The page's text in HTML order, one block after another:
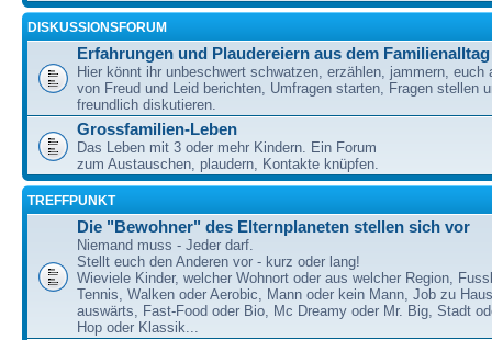
DISKUSSIONSFORUM
Erfahrungen und Plaudereiern aus dem Familienalltag
Hier könnt ihr unbeschwert schwatzen, erzählen, jammern, euch
von Freud und Leid berichten, Umfragen starten, Fragen stellen
freundlich diskutieren.
Grossfamilien-Leben
Das Leben mit 3 oder mehr Kindern. Ein Forum
zum Austauschen, plaudern, Kontakte knüpfen.
TREFFPUNKT
Die "Bewohner" des Elternplaneten stellen sich vor
Niemand muss - Jeder darf.
Stellt euch den Anderen vor - kurz oder lang!
Wieviele Kinder, welcher Wohnort oder aus welcher Region,
Tennis, Walken oder Aerobic, Mann oder kein Mann, Job zu
auswärts, Fast-Food oder Bio, Mc Dreamy oder Mr. Big, Stadt
Hop oder Klassik...